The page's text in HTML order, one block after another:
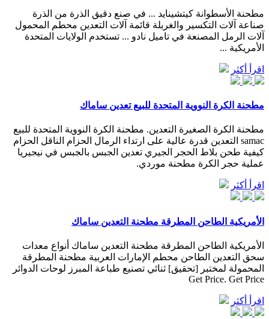
مطحنة الأسطوانة كيتشينايد ... في صنع دقيق الذرة من الذرة
صناعة آلات التكسير والغربلة قائمة آلات التعدين محطم المحمول
آلات الرمل المصنعة في تاميل نادو ... تستخدم الولايات المتحدة
الأمريكية ...
اقرأ أكثر
مطحنة الكرة النووية المتحدة للبيع تعدين ساماك
مطحنة الكرة الصغيرة التعدين. مطحنة الكرة النووية المتحدة للبيع
samac التعدين قدرة عالية على ارتداء الرمال الحزام الناقل الحزام
كيفية طحن بلاط الحجر الجيري تعدين الجبس بالجبس في نيجيريا
عملية حجر الكرة مطحنة موردي.
اقرأ أكثر
الأمريكية الطاحن المطرقة مطحنة التعدين ساماك
الأمريكية الطاحن المطرقة مطحنة التعدين ساماك أنواع معدات
سحق التعدين الطاحن محطم الإمارات العربية مطحنة المطرقة
المحمولة لمختبر [تحقيق] ثنائي تصنيع طباعة المبرز لوحات الدوائر
Get Price. Get Price
اقرأ أكثر